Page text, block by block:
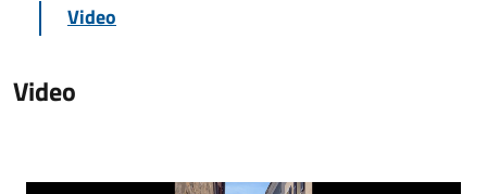
Video
Video